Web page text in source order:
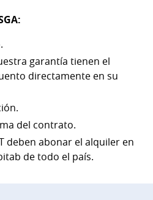
garantía tienen el
directamente en su
del contrato.
deben abonar el alquiler en
de todo el país.